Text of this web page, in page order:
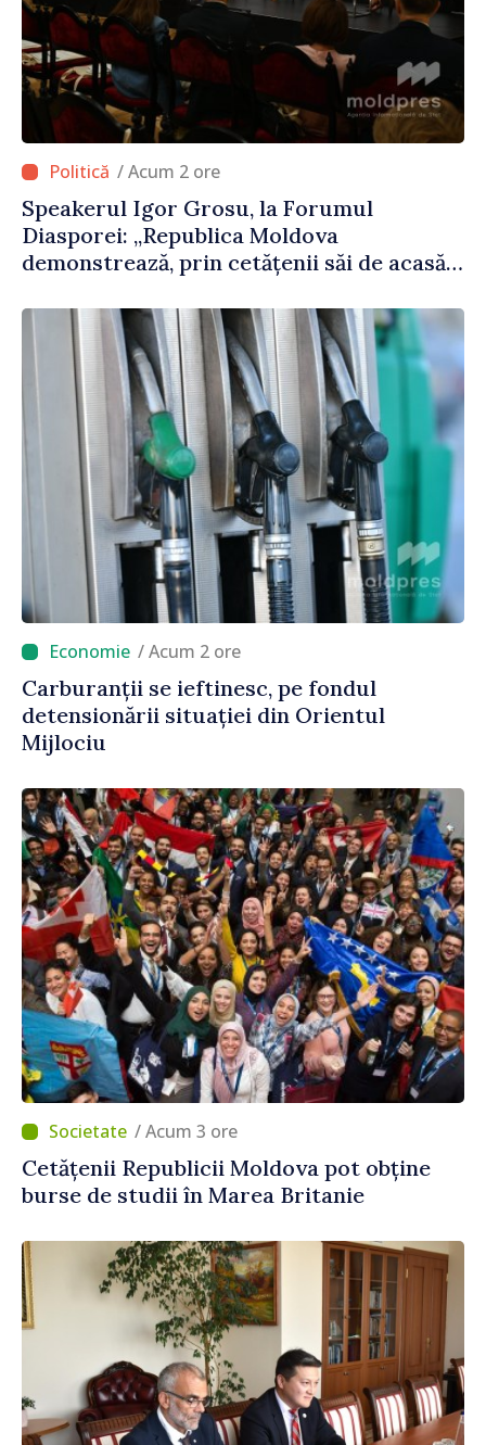
/ Acum 2 ore
Speakerul Igor Grosu, la Forumul
Diasporei: „Republica Moldova
demonstrează, prin cetățenii săi de acasă
parte a marii familii europene”
/ Acum 2 ore
Carburanții se ieftinesc, pe fondul
detensionării situației din Orientul
Mijlociu
/ Acum 3 ore
Cetățenii Republicii Moldova pot obține
burse de studii în Marea Britanie